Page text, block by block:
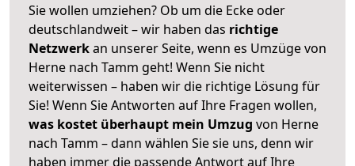
Sie wollen umziehen? Ob um die Ecke oder
deutschlandweit – wir haben das richtige
Netzwerkan unserer Seite, wenn es Umzüge von
Herne nach Tamm geht! Wenn Sie nicht
weiterwissen – haben wir die richtige Lösung für
Sie! Wenn Sie Antworten auf Ihre Fragen wollen,
was kostet überhaupt mein Umzug von Herne
nach Tamm – dann wählen Sie sie uns, denn wir
haben immer die passende Antwort auf Ihre